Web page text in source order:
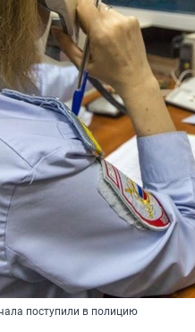
поступили в полицию